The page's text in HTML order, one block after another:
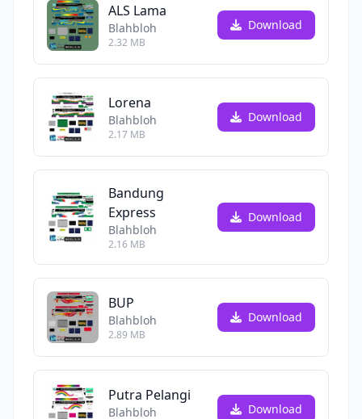
ALS Lama
Blahbloh
2.32 MB
Download
Lorena
Blahbloh
2.17 MB
Download
Bandung
Express
Blahbloh
2.16 MB
Download
BUP
Blahbloh
2.89 MB
Download
Putra Pelangi
Blahbloh Download